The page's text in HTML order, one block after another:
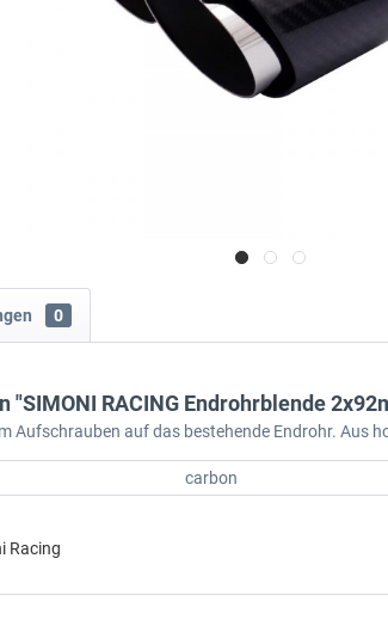
0
RACING Endrohrblende
Aufschrauben auf das bestehende Endrohr. Aus
carbon
Racing